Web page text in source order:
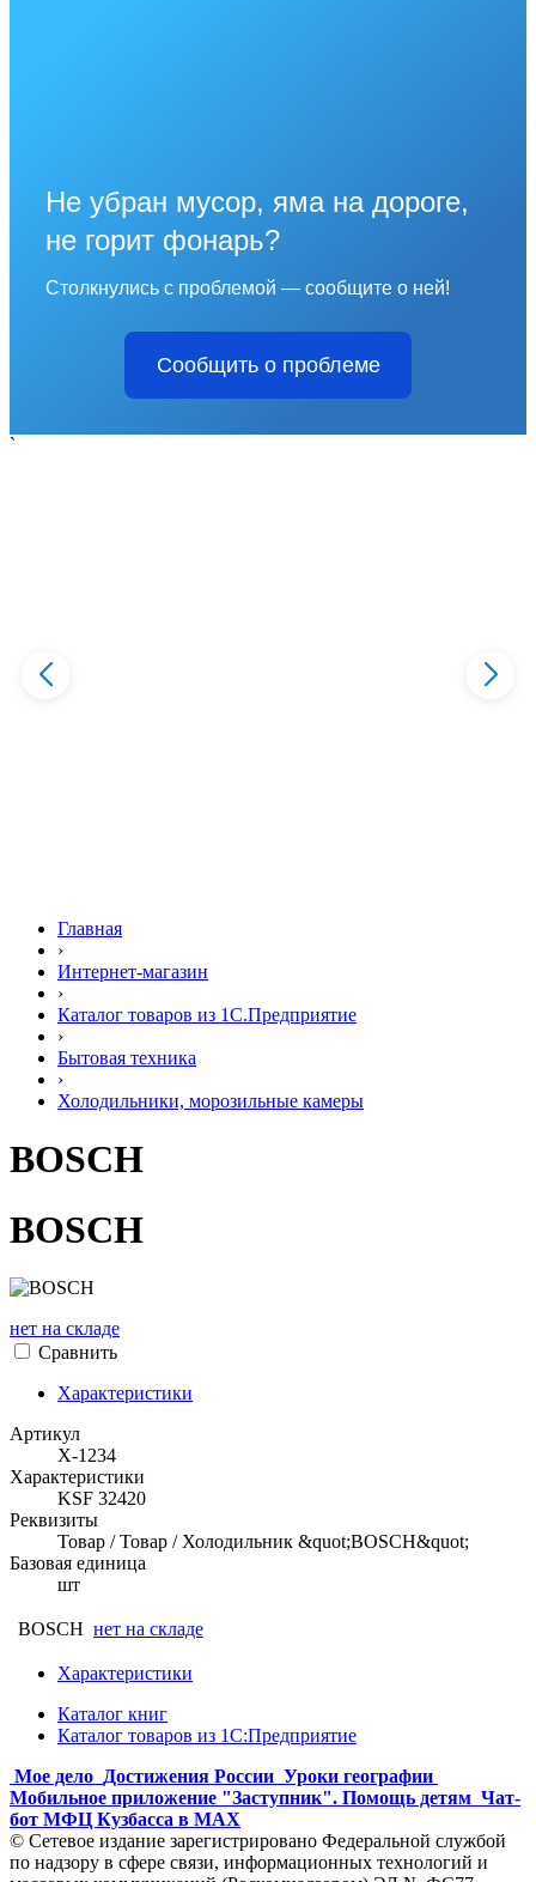
Не убран мусор, яма на дороге,
не горит фонарь?
Столкнулись с проблемой — сообщите о ней!
Сообщить о проблеме
`
Главная
›
Интернет-магазин
›
Каталог товаров из 1С.Предприятие
›
Бытовая техника
›
Холодильники, морозильные камеры
BOSCH
BOSCH
нет на складе
Сравнить
Характеристики
Артикул
Х-1234
Характеристики
KSF 32420
Реквизиты
Товар / Товар / Холодильник &quot;BOSCH&quot;
Базовая единица
шт
BOSCH нет на складе
Характеристики
Каталог книг
Каталог товаров из 1С:Предприятие
Мое дело Достижения России Уроки географии
Мобильное приложение "Заступник". Помощь детям Чат-
бот МФЦ Кузбасса в MAX
© Сетевое издание зарегистрировано Федеральной службой
по надзору в сфере связи, информационных технологий и